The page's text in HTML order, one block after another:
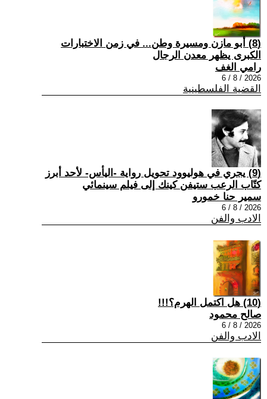
(8) أبو مازن ومسيرة وطن... في زمن الاختبارات
الكبرى يظهر معدن الرجال
رامي الغف
2026 / 8 / 6
القضية الفلسطينية
(9) يجري في هوليوود تحويل رواية -اليأس- لأحد أبرز
كتّاب الرعب ستيفن كينك إلى فيلم سينمائي
سمير حنا خمورو
2026 / 8 / 6
الادب والفن
(10) هل اكتمل الهرم؟!!!
صالح محمود
2026 / 8 / 6
الادب والفن